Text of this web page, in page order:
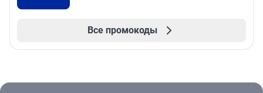
Все промокоды